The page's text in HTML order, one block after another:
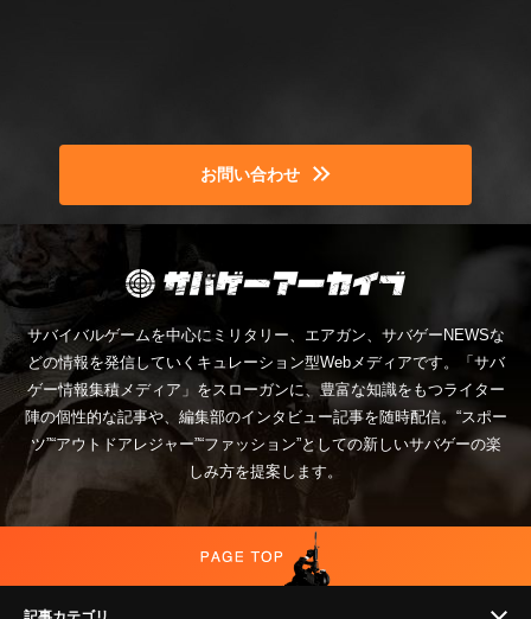
お問い合わせ
サバイバルゲームを中心にミリタリー、エアガン、サバゲーNEWSな
どの情報を発信していくキュレーション型Webメディアです。「サバ
ゲー情報集積メディア」をスローガンに、豊富な知識をもつライター
陣の個性的な記事や、編集部のインタビュー記事を随時配信。“スポー
ツ”“アウトドアレジャー”“ファッション”としての新しいサバゲーの楽
しみ方を提案します。